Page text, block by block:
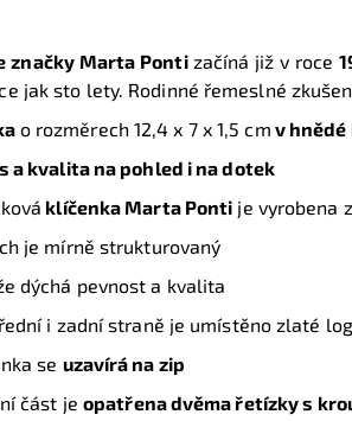
značky Marta Ponti začíná již v roce
jak sto lety. Rodinné řemeslné
o rozměrech 12,4 x 7 x 1,5 cm v hnědé
a kvalita na pohled i na dotek
klíčenka Marta Ponti je vyrobena
je mírně strukturovaný
dýchá pevnost a kvalita
i zadní straně je umístěno zlaté
se uzavírá na zip
část je opatřena dvěma řetízky s